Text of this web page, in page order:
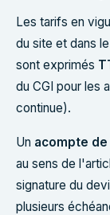
Les tarifs en
du site et dans
sont exprimés
du CGI pour les
continue).
Un acompte de
au sens de
signature du
plusieurs